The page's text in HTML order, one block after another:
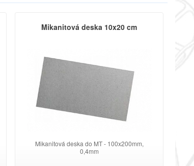
Mikanitová deska 10x20 cm
Mikanitová deska do MT - 100x200mm,
0,4mm